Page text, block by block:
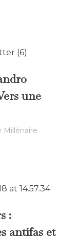
une
Millénaire
:
antifas et